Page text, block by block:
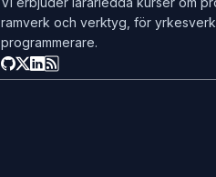
ramverk och verktyg, för
programmerare.